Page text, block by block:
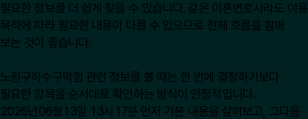
필요한 정보를 더 쉽게 찾을 수 있습니다. 같은 이혼변호사라도 이용
목적에 따라 필요한 내용이 다를 수 있으므로 전체 흐름을 함께
보는 것이 좋습니다.
노원구하수구막힘 관련 정보를 볼 때는 한 번에 결정하기보다
필요한 항목을 순서대로 확인하는 방식이 안정적입니다.
2026년06월13일 13시17분 먼저 기본 내용을 살펴보고, 그다음